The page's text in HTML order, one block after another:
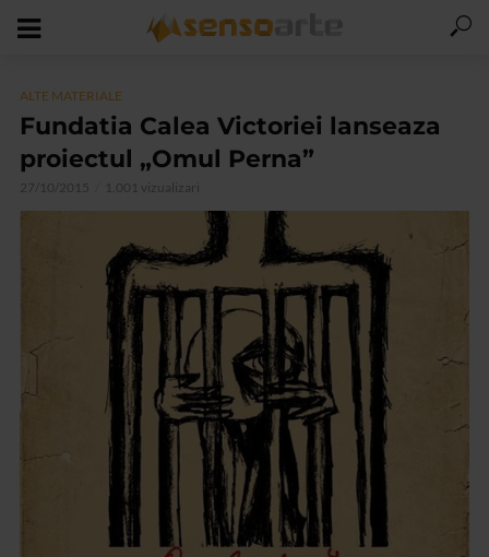
ALTE MATERIALE
Fundatia Calea Victoriei lanseaza
proiectul „Omul Perna”
27/10/2015 1.001 vizualizari